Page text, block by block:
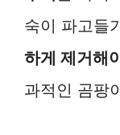
숙이 파고들
하게 제거해
과적인 곰팡